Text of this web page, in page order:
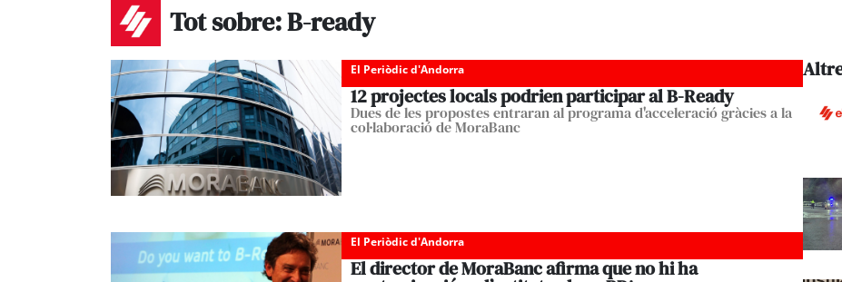
Tot sobre: B-ready
El Periòdic d'Andorra
12 projectes locals podrien participar al B-Ready
Dues de les propostes entraran al programa d'acceleració gràcies a la
col·laboració de MoraBanc
El Periòdic d'Andorra
El director de MoraBanc afirma que no hi ha